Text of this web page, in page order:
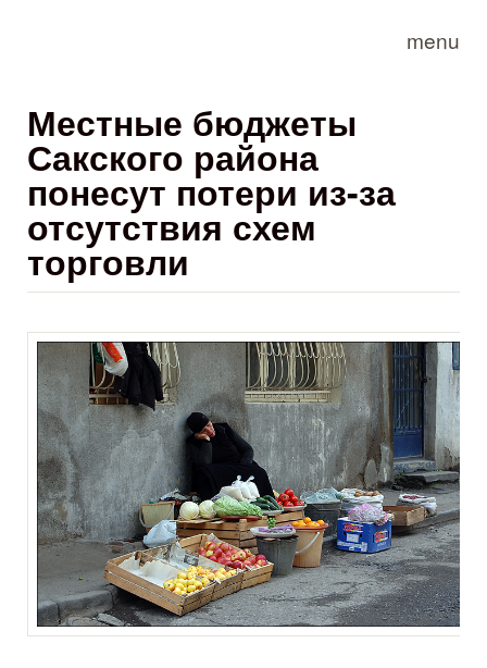
menu
Местные бюджеты
Сакского района
понесут потери из-за
отсутствия схем
торговли